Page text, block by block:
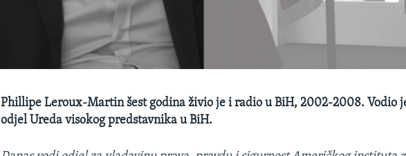
Phillipe Leroux-Martin šest godina živio je i radio u BiH, 2002-2008. Vodio
odjel Ureda visokog predstavnika u BiH.